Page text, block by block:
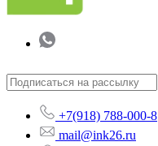
+7(918) 788-000-8
mail@ink26.ru